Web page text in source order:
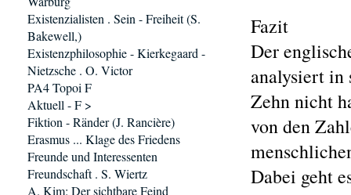
Fazit
Der
analysiert in
Zehn nicht
von den
Dabei geht
Existenzialisten . Sein - Freiheit (S.
Bakewell,)
Existenzphilosophie - Kierkegaard -
Nietzsche . O. Victor
PA4 Topoi F
Aktuell - F >
Fiktion - Ränder (J. Rancière)
Erasmus ... Klage des Friedens
Freunde und Interessenten
Freundschaft . S. Wiertz
A. Kim: Der sichtbare Feind